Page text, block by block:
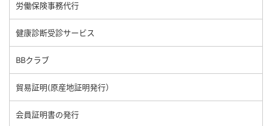
労働保険事務代行
健康診断受診サービス
BBクラブ
貿易証明(原産地証明発行）
会員証明書の発行